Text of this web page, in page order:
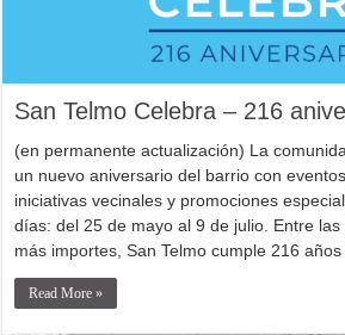
San Telmo Celebra – 216
(en permanente actualización) La
un nuevo aniversario del barrio con
iniciativas vecinales y promociones
días: del 25 de mayo al 9 de julio. Entre
más importes, San Telmo cumple 216
Read More »